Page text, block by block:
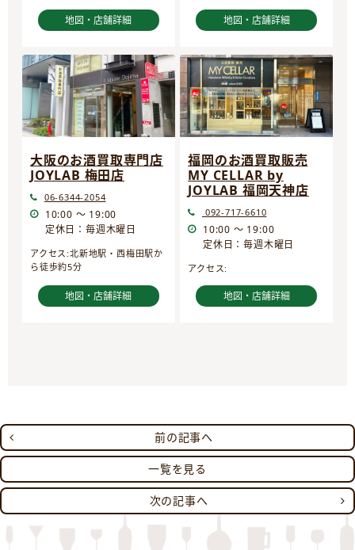
地図・店舗詳細 地図・店舗詳細
大阪のお酒買取専門店
JOYLAB 梅田店
06-6344-2054
10:00 ～ 19:00
定休日：毎週木曜日
アクセス:北新地駅・西梅田駅か
ら徒歩約5分
地図・店舗詳細
福岡のお酒買取販売
MY CELLAR by
JOYLAB 福岡天神店
092-717-6610
10:00 ～ 19:00
定休日：毎週木曜日
アクセス:
地図・店舗詳細
前の記事へ
一覧を見る
次の記事へ